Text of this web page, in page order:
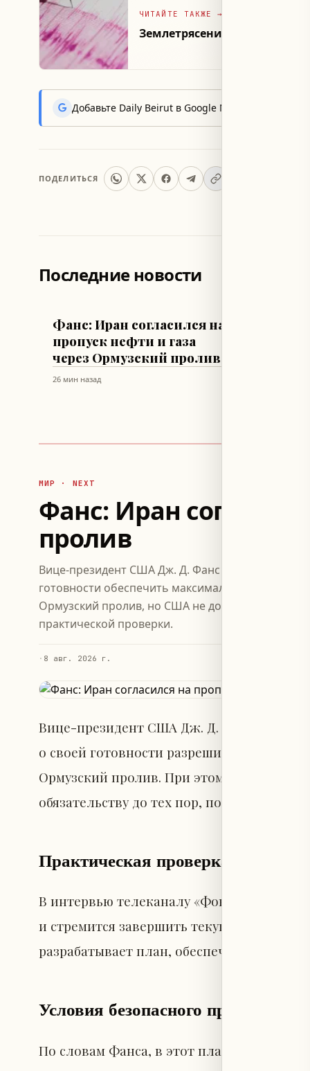
ЧИТАЙТЕ ТАКЖЕ →
Землетрясение магнитудой
Добавьте Daily Beirut в Google News, чтобы
ПОДЕЛИТЬСЯ
Последние новости
МИР
Фанс: Иран согласился на
пропуск нефти и газа
через Ормузский пролив
26 мин назад
МИР · NEXT
Фанс: Иран
пролив
Вице-президент США Дж. Д. Фанс заявил, что
готовности обеспечить максимальный
Ормузский пролив, но США не доверяют этому
практической проверки.
· 8 авг. 2026 г.
Вице-президент США Дж. Д. Фанс
о своей готовности разрешить
Ормузский пролив. При этом он
обязательству до тех пор, пока не
Практическая проверка вместо
В интервью телеканалу «Фокс Ньюз» Фанс
и стремится завершить текущую
разрабатывает план, обеспечивающий
Условия безопасного прохода
По словам Фанса, в этот план входит